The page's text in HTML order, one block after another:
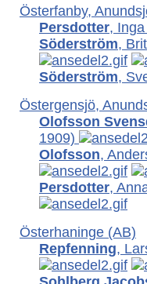
Österfanby,
Persdotter,
Söderström,
Söderström,
Östergensjö,
Olofsson
1909)
Olofsson,
Persdotter,
Österhaninge (AB)
Repfenning,